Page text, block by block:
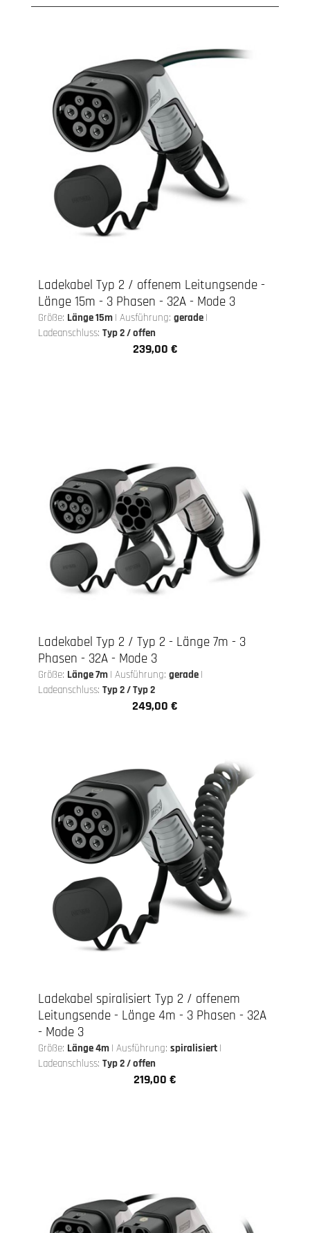
Ladekabel Typ 2 / offenem Leitungsende -
Länge 15m - 3 Phasen - 32A - Mode 3
Größe: Länge 15m | Ausführung: gerade |
Ladeanschluss: Typ 2 / offen
Regulärer Preis:
239,00 €
Ladekabel Typ 2 / Typ 2 - Länge 7m - 3
Phasen - 32A - Mode 3
Größe: Länge 7m | Ausführung: gerade |
Ladeanschluss: Typ 2 / Typ 2
Regulärer Preis:
249,00 €
Ladekabel spiralisiert Typ 2 / offenem
Leitungsende - Länge 4m - 3 Phasen - 32A
- Mode 3
Größe: Länge 4m | Ausführung: spiralisiert |
Ladeanschluss: Typ 2 / offen
Regulärer Preis:
219,00 €